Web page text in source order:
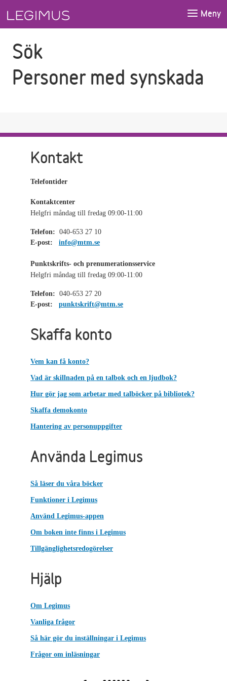
Meny
Sök
Personer med synskada
Kontakt
Telefontider
Kontaktcenter
Helgfri måndag till fredag 09:00-11:00
Telefon: 040-653 27 10
E-post:
info@mtm.se
Punktskrifts- och prenumerationsservice
Helgfri måndag till fredag 09:00-11:00
Telefon: 040-653 27 20
E-post:
punktskrift@mtm.se
Skaffa konto
Vem kan få konto?
Vad är skillnaden på en talbok och en ljudbok?
Hur gör jag som arbetar med talböcker på bibliotek?
Skaffa demokonto
Hantering av personuppgifter
Använda Legimus
Så läser du våra böcker
Funktioner i Legimus
Använd Legimus-appen
Om boken inte finns i Legimus
Tillgänglighetsredogörelser
Hjälp
Om Legimus
Vanliga frågor
Så här gör du inställningar i Legimus
Frågor om inläsningar